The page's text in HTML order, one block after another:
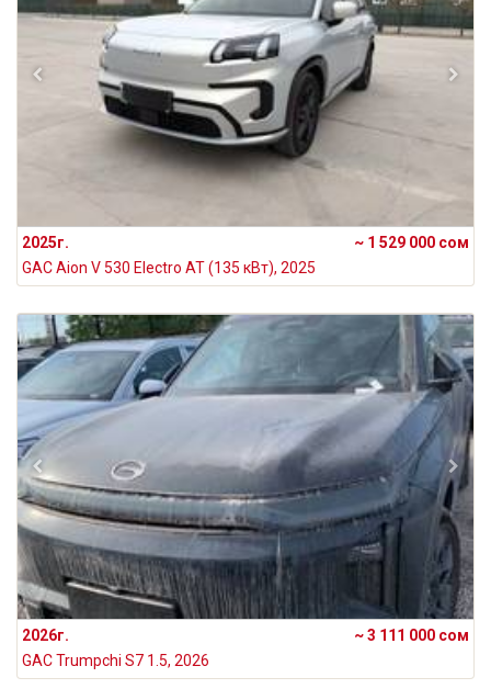
2025г.
~ 1 529 000 сом
GAC Aion V 530 Electro AT (135 кВт), 2025
2026г.
~ 3 111 000 сом
GAC Trumpchi S7 1.5, 2026